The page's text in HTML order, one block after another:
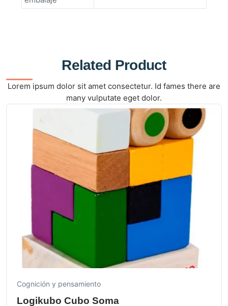
Related Product
Lorem ipsum dolor sit amet consectetur. Id fames there are
many vulputate eget dolor.
Cognición y pensamiento
Logikubo Cubo Soma